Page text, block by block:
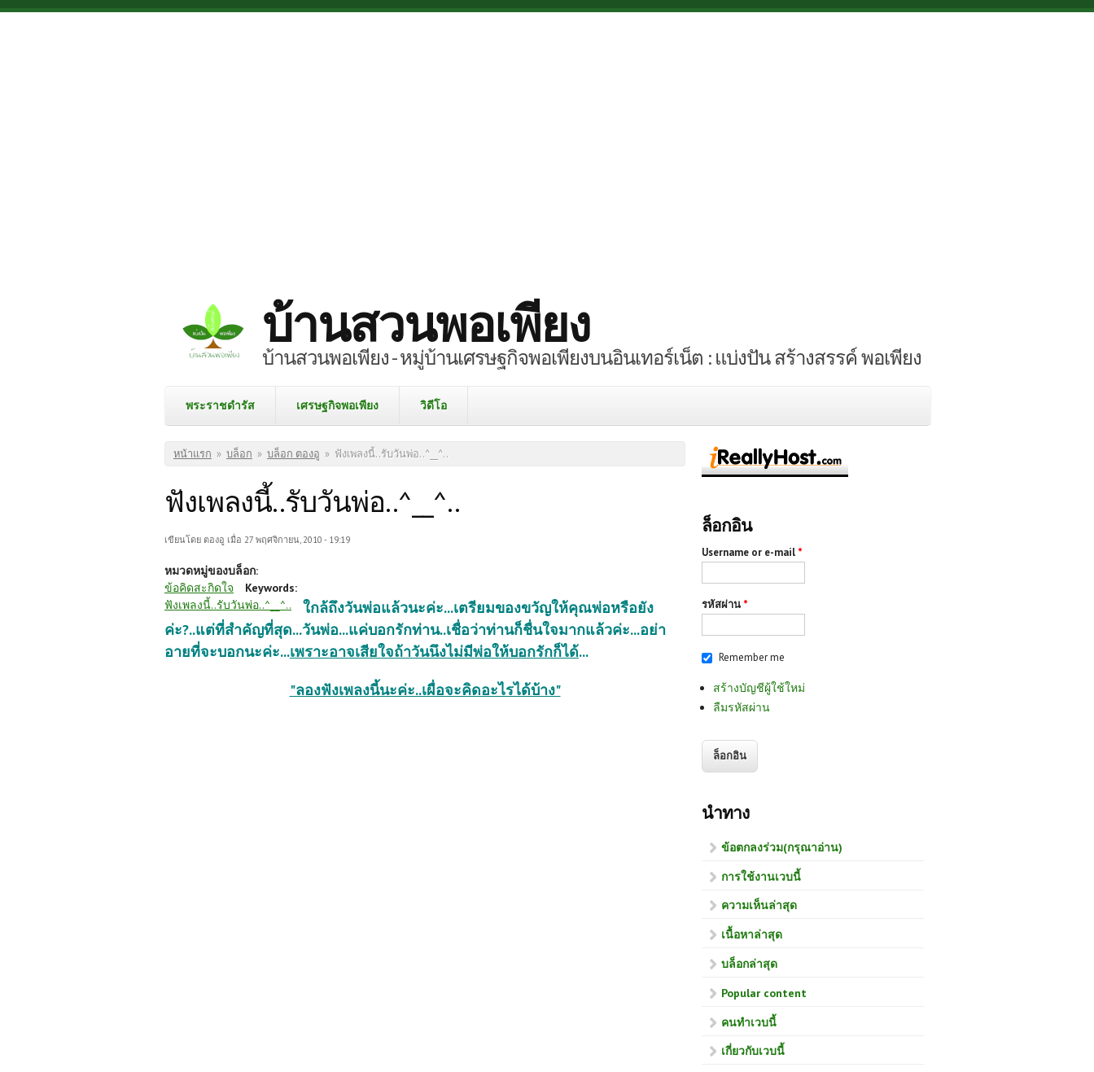
Skip to main content
บ้านสวนพอเพียง
บ้านสวนพอเพียง - หมู่บ้านเศรษฐกิจพอเพียงบนอินเทอร์เน็ต : แบ่งปัน สร้างสรรค์ พอเพียง
พระราชดำรัส เศรษฐกิจพอเพียง วิดีโอ
คุณอยู่ที่นี่
หน้าแรก » บล็อก » บล็อก ตองอู » ฟังเพลงนี้..รับวันพ่อ..^__^..
ฟังเพลงนี้..รับวันพ่อ..^__^..
เขียนโดย ตองอู เมื่อ 27 พฤศจิกายน, 2010 - 19:19
หมวดหมู่ของบล็อก:
ข้อคิดสะกิดใจ
Keywords:
ฟังเพลงนี้..รับวันพ่อ..^__^..
ใกล้ถึงวันพ่อแล้วนะค่ะ...เตรียมของขวัญให้คุณพ่อหรือยัง
ค่ะ?..แต่ที่สำคัญที่สุด...วันพ่อ...แค่บอกรักท่าน..เชื่อว่าท่านก็ชื่นใจมากแล้วค่ะ...อย่า
อายที่จะบอกนะค่ะ...เพราะอาจเสียใจถ้าวันนึงไม่มีพ่อให้บอกรักก็ได้...
"ลองฟังเพลงนี้นะค่ะ..เผื่อจะคิดอะไรได้บ้าง"
ล็อกอิน
Username or e-mail *
รหัสผ่าน *
Remember me
สร้างบัญชีผู้ใช้ใหม่
ลืมรหัสผ่าน
นำทาง
ข้อตกลงร่วม(กรุณาอ่าน)
การใช้งานเวบนี้
ความเห็นล่าสุด
เนื้อหาล่าสุด
บล็อกล่าสุด
Popular content
คนทำเวบนี้
เกี่ยวกับเวบนี้